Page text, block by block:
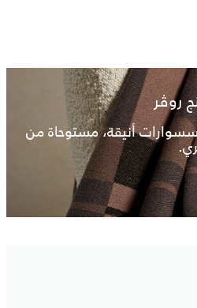
روڤر
أنيقة، مستوحاة من